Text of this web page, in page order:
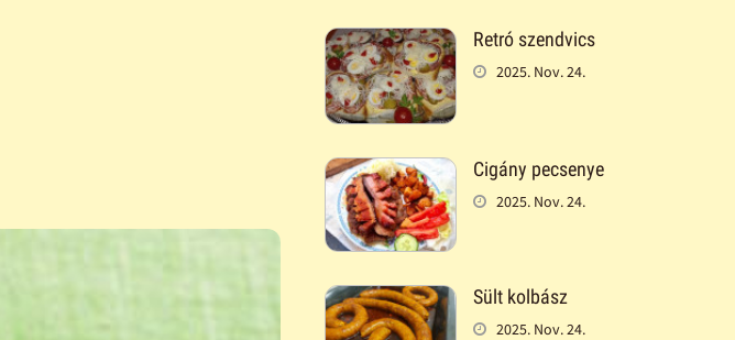
Retró szendvics
2025. Nov. 24.
Cigány pecsenye
2025. Nov. 24.
Sült kolbász
2025. Nov. 24.